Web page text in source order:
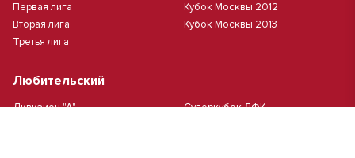
Первая лига
Вторая лига
Третья лига
Кубок Москвы 2012
Кубок Москвы 2013
Любительский
Дивизион "А"
Суперкубок ЛФК